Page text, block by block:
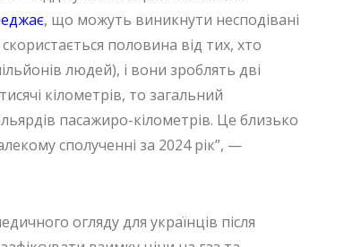
, що можуть виникнути несподівані
половина від тих, хто
людей), і вони зроблять дві
кілометрів, то загальний
пасажиро-кілометрів. Це близько
сполученні за 2024 рік”, —
огляду для українців після